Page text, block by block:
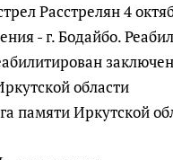
Расстрелян 4
- г. Бодайбо.
области
памяти Иркутской